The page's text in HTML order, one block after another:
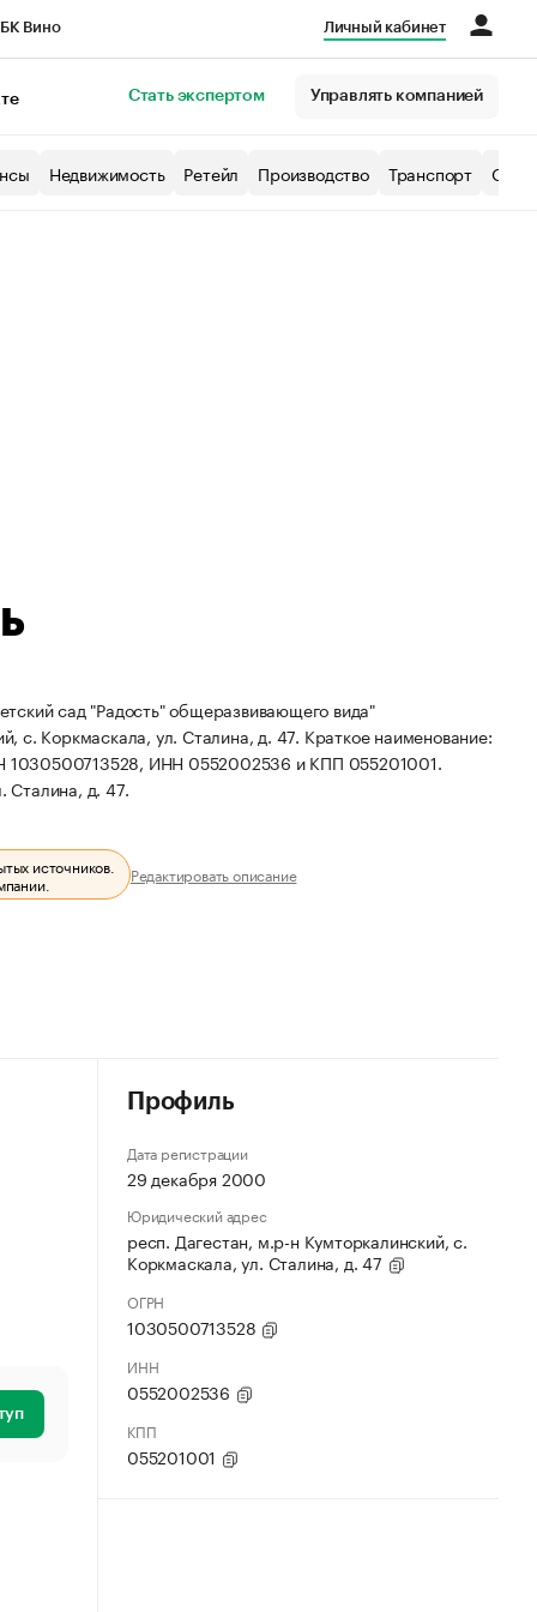
Вино Личный кабинет
Стать экспертом Управлять компанией
Недвижимость Ретейл Производство Транспорт
сад "Радость" общеразвивающего вида"
с. Коркмаскала, ул. Сталина, д. 47. Краткое наименование:
1030500713528, ИНН 0552002536 и КПП 055201001.
Сталина, д. 47.
источников. Редактировать описание
Профиль
Дата регистрации
29 декабря 2000
Юридический адрес
респ. Дагестан, м.р-н Кумторкалинский, с.
Коркмаскала, ул. Сталина, д. 47
ОГРН
1030500713528
ИНН
0552002536
КПП
055201001